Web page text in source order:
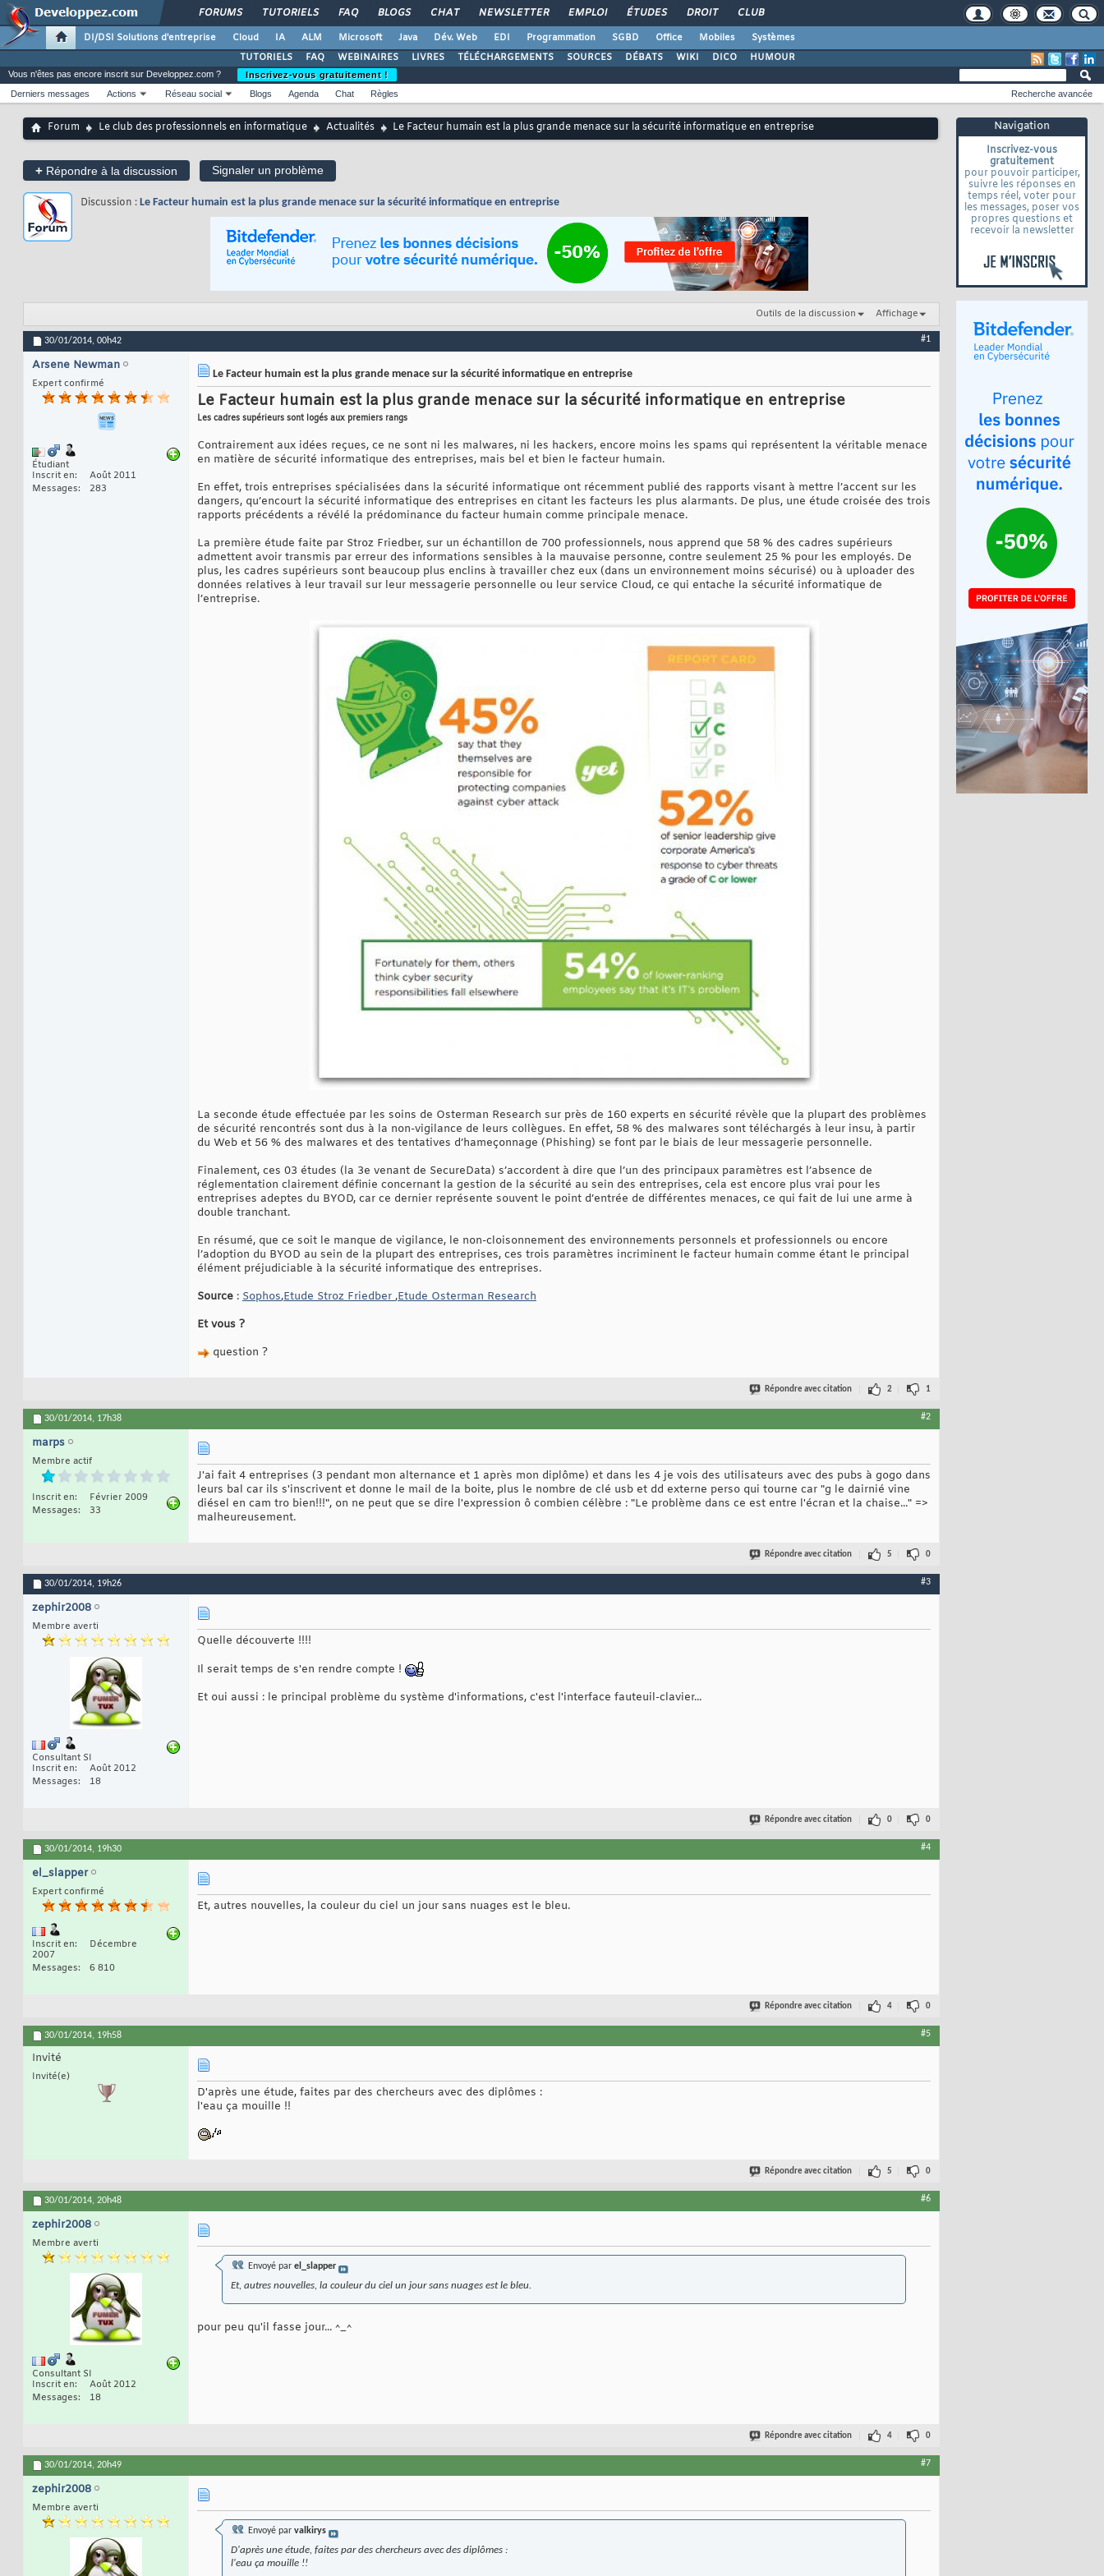
FORUMS TUTORIELS FAQ BLOGS CHAT NEWSLETTER EMPLOI ÉTUDES DROIT CLUB
DI/DSI Solutions d'entreprise Cloud IA ALM Microsoft Java Dév. Web EDI Programmation SGBD Office Mobiles
Systèmes
TUTORIELS
FAQ WEBINAIRES LIVRES TÉLÉCHARGEMENTS SOURCES DÉBATS WIKI DICO HUMOUR
Navigation
Inscrivez-vous
gratuitement
pour pouvoir participer,
suivre les réponses en
temps réel, voter pour
les messages, poser vos
propres questions et
recevoir la newsletter
Vous n'êtes pas encore inscrit sur Developpez.com ?
Inscrivez-vous gratuitement !
Derniers messages
Actions Réseau social Blogs Agenda Chat Règles Recherche avancée
Forum Le club des professionnels en informatique Actualités Le Facteur humain est la plus grande menace sur la sécurité informatique en entreprise
+ Répondre à la discussion Signaler un problème
Discussion : Le Facteur humain est la plus grande menace sur la sécurité informatique en entreprise
Outils de la discussion Affichage
30/01/2014, 00h42 #1
Arsene Newman
Expert confirmé
Étudiant
Inscrit en
Août 2011
Messages
283
Le Facteur humain est la plus grande menace sur la sécurité informatique en entreprise
Le Facteur humain est la plus grande menace sur la sécurité informatique en entreprise
Les cadres supérieurs sont logés aux premiers rangs
Contrairement aux idées reçues, ce ne sont ni les malwares, ni les hackers, encore moins les spams qui représentent la véritable menace
en matière de sécurité informatique des entreprises, mais bel et bien le facteur humain.
En effet, trois entreprises spécialisées dans la sécurité informatique ont récemment publié des rapports visant à mettre l’accent sur les
dangers, qu’encourt la sécurité informatique des entreprises en citant les facteurs les plus alarmants. De plus, une étude croisée des trois
rapports précédents a révélé la prédominance du facteur humain comme principale menace.
La première étude faite par Stroz Friedber, sur un échantillon de 700 professionnels, nous apprend que 58 % des cadres supérieurs
admettent avoir transmis par erreur des informations sensibles à la mauvaise personne, contre seulement 25 % pour les employés. De
plus, les cadres supérieurs sont beaucoup plus enclins à travailler chez eux (dans un environnement moins sécurisé) ou à uploader des
données relatives à leur travail sur leur messagerie personnelle ou leur service Cloud, ce qui entache la sécurité informatique de
l’entreprise.
La seconde étude effectuée par les soins de Osterman Research sur près de 160 experts en sécurité révèle que la plupart des problèmes
de sécurité rencontrés sont dus à la non-vigilance de leurs collègues. En effet, 58 % des malwares sont téléchargés à leur insu, à partir
du Web et 56 % des malwares et des tentatives d’hameçonnage (Phishing) se font par le biais de leur messagerie personnelle.
Finalement, ces 03 études (la 3e venant de SecureData) s’accordent à dire que l’un des principaux paramètres est l’absence de
réglementation clairement définie concernant la gestion de la sécurité au sein des entreprises, cela est encore plus vrai pour les
entreprises adeptes du BYOD, car ce dernier représente souvent le point d’entrée de différentes menaces, ce qui fait de lui une arme à
double tranchant.
En résumé, que ce soit le manque de vigilance, le non-cloisonnement des environnements personnels et professionnels ou encore
l’adoption du BYOD au sein de la plupart des entreprises, ces trois paramètres incriminent le facteur humain comme étant le principal
élément préjudiciable à la sécurité informatique des entreprises.
Source : Sophos,Etude Stroz Friedber ,Etude Osterman Research
Et vous ?
question ?
Répondre avec citation 2 1
30/01/2014, 17h38 #2
marps
Membre actif
Inscrit en
Février 2009
Messages
33
J'ai fait 4 entreprises (3 pendant mon alternance et 1 après mon diplôme) et dans les 4 je vois des utilisateurs avec des pubs à gogo dans
leurs bal car ils s'inscrivent et donne le mail de la boite, plus le nombre de clé usb et dd externe perso qui tourne car "g le dairnié vine
diésel en cam tro bien!!!", on ne peut que se dire l'expression ô combien célèbre : "Le problème dans ce est entre l'écran et la chaise..." =>
malheureusement.
Répondre avec citation 5 0
30/01/2014, 19h26 #3
zephir2008
Membre averti
Consultant SI
Inscrit en
Août 2012
Messages
18
Quelle découverte !!!!
Il serait temps de s'en rendre compte !
Et oui aussi : le principal problème du système d'informations, c'est l'interface fauteuil-clavier...
Répondre avec citation 0 0
30/01/2014, 19h30 #4
el_slapper
Expert confirmé
Inscrit en
Décembre
2007
Messages
6 810
Et, autres nouvelles, la couleur du ciel un jour sans nuages est le bleu.
Répondre avec citation 4 0
30/01/2014, 19h58 #5
Invité
Invité(e)
D'après une étude, faites par des chercheurs avec des diplômes :
l'eau ça mouille !!
Répondre avec citation 5 0
30/01/2014, 20h48 #6
zephir2008
Membre averti
Consultant SI
Inscrit en
Août 2012
Messages
18
Envoyé par el_slapper
Et, autres nouvelles, la couleur du ciel un jour sans nuages est le bleu.
pour peu qu'il fasse jour... ^_^
Répondre avec citation 4 0
30/01/2014, 20h49 #7
zephir2008
Membre averti
Envoyé par valkirys
D'après une étude, faites par des chercheurs avec des diplômes :
l'eau ça mouille !!